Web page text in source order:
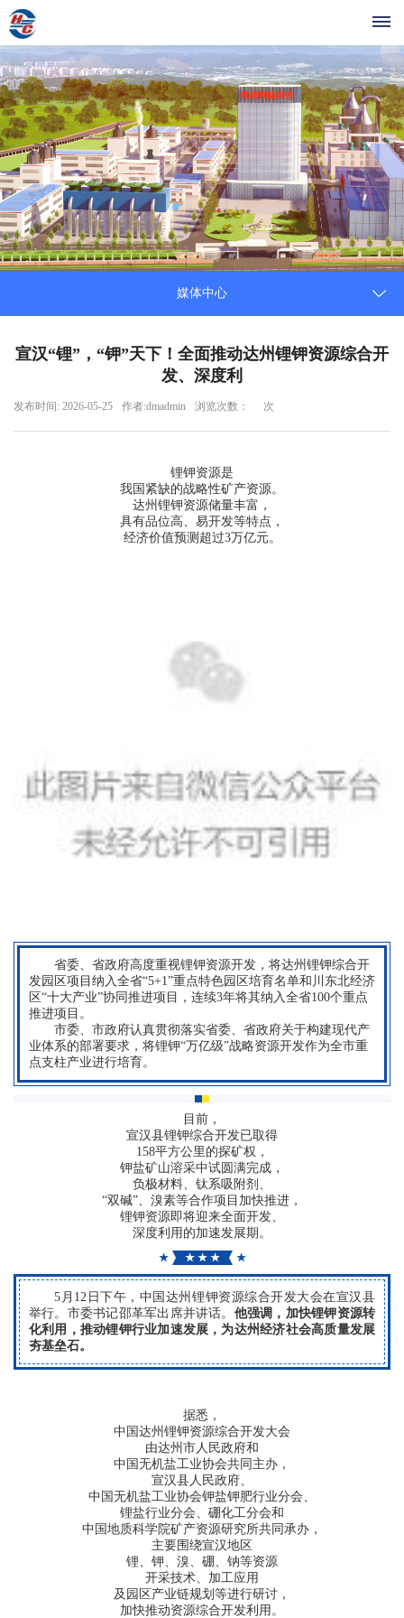
首
页
关
于
我
体
心
团
产
产
展
商
平
台
资
源
联
我
业
VR
媒体中心
宣汉“锂”，“钾”天下！全面推动达州锂钾资源综合开
发、深度利
发布时间: 2026-05-25 作者:dmadmin 浏览次数： 次
锂钾资源是
我国紧缺的战略性矿产资源。
达州锂钾资源储量丰富，
具有品位高、易开发等特点，
经济价值预测超过3万亿元。
省委、省政府高度重视锂钾资源开发，将达州锂钾综合开
发园区项目纳入全省“5+1”重点特色园区培育名单和川东北经济
区“十大产业”协同推进项目，连续3年将其纳入全省100个重点
推进项目。
市委、市政府认真贯彻落实省委、省政府关于构建现代产
业体系的部署要求，将锂钾“万亿级”战略资源开发作为全市重
点支柱产业进行培育。
目前，
宣汉县锂钾综合开发已取得
158平方公里的探矿权，
钾盐矿山溶采中试圆满完成，
负极材料、钛系吸附剂、
“双碱”、溴素等合作项目加快推进，
锂钾资源即将迎来全面开发、
深度利用的加速发展期。
★ ★ ★ ★ ★
5月12日下午，中国达州锂钾资源综合开发大会在宣汉县
举行。市委书记邵革军出席并讲话。 他强调，加快锂钾资源转
化利用，推动锂钾行业加速发展，为达州经济社会高质量发展
夯基垒石。
据悉，
中国达州锂钾资源综合开发大会
由达州市人民政府和
中国无机盐工业协会共同主办，
宣汉县人民政府、
中国无机盐工业协会钾盐钾肥行业分会、
锂盐行业分会、硼化工分会和
中国地质科学院矿产资源研究所共同承办，
主要围绕宣汉地区
锂、钾、溴、硼、钠等资源
开采技术、加工应用
及园区产业链规划等进行研讨，
加快推动资源综合开发利用。